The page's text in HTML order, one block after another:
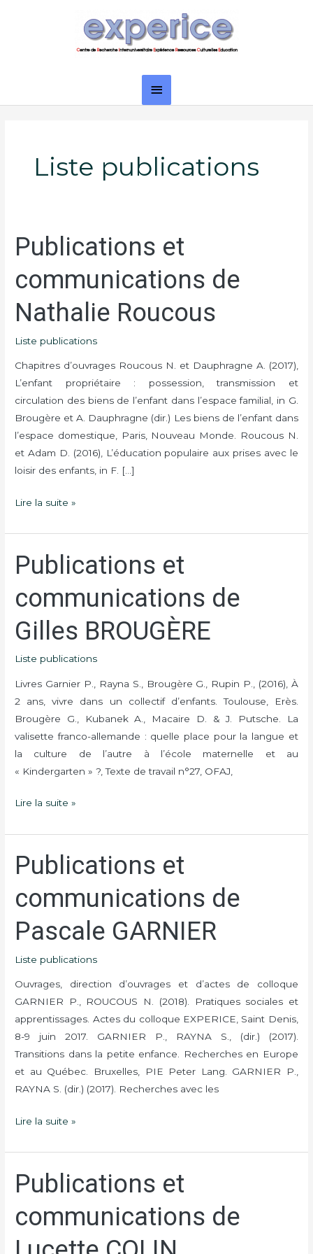
Menu
principal
Liste publications
Publications et
communications de
Nathalie Roucous
Liste publications
Chapitres d’ouvrages Roucous N. et Dauphragne A. (2017),
L’enfant propriétaire : possession, transmission et
circulation des biens de l’enfant dans l’espace familial, in G.
Brougère et A. Dauphragne (dir.) Les biens de l’enfant dans
l’espace domestique, Paris, Nouveau Monde. Roucous N.
et Adam D. (2016), L’éducation populaire aux prises avec le
loisir des enfants, in F. […]
Publications
et
communications
de
Nathalie
Lire la suite »
Publications et
communications de
Gilles BROUGÈRE
Liste publications
Livres Garnier P., Rayna S., Brougère G., Rupin P., (2016), À
2 ans, vivre dans un collectif d’enfants. Toulouse, Erès.
Brougère G., Kubanek A., Macaire D. & J. Putsche. La
valisette franco-allemande : quelle place pour la langue et
la culture de l’autre à l’école maternelle et au
« Kindergarten » ?, Texte de travail n°27, OFAJ,
Publications
et
communications
de
Gilles
Lire la suite »
Publications et
communications de
Pascale GARNIER
Liste publications
Ouvrages, direction d’ouvrages et d’actes de colloque
GARNIER P., ROUCOUS N. (2018). Pratiques sociales et
apprentissages. Actes du colloque EXPERICE, Saint Denis,
8-9 juin 2017. GARNIER P., RAYNA S., (dir.) (2017).
Transitions dans la petite enfance. Recherches en Europe
et au Québec. Bruxelles, PIE Peter Lang. GARNIER P.,
RAYNA S. (dir.) (2017). Recherches avec les
Publications
et
communications
de
Pascale
Lire la suite »
Publications et
communications de
Publications
et
communications
de
Lucette